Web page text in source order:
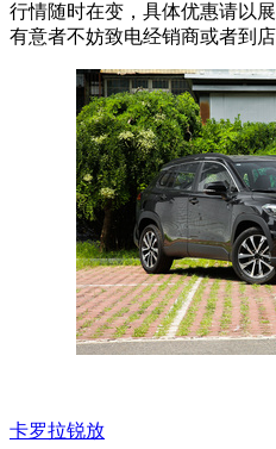
行情随时在变，具体优惠请以
有意者不妨致电经销商或者到店
卡罗拉锐放